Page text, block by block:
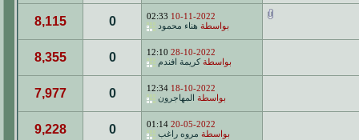
10-11-2022
02:33
بواسطة هناء محمود 0
8,115
28-10-2022
12:10
بواسطةكريمة افندم 0
8,355
18-10-2022
12:34
بواسطة
المهاجرون 0
7,977
20-05-2022
01:14
بواسطة مروه راغب 0
9,228